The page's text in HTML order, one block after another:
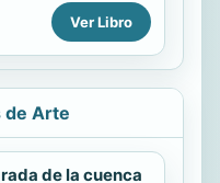
extendidos y
de uso. -
en un
Ver Libro
de Arte
de la cuenca